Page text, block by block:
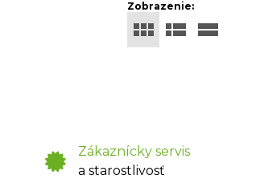
Zobrazenie:
Zákaznícky servis
a starostlivosť